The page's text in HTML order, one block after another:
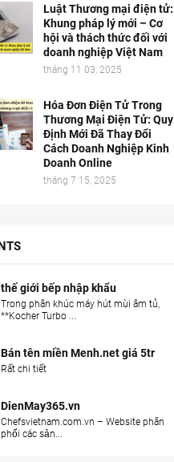
Luật Thương mại điện tử:
Khung pháp lý mới – Cơ
hội và thách thức đối với
doanh nghiệp Việt Nam
tháng 11 03, 2025
Hóa Đơn Điện Tử Trong
Thương Mại Điện Tử: Quy
Định Mới Đã Thay Đổi
Cách Doanh Nghiệp Kinh
Doanh Online
tháng 7 15, 2025
thế giới bếp nhập khẩu
Trong phân khúc máy hút mùi âm tủ,
**Kocher Turbo ...
Bán tên miền Menh.net giá 5tr
Rất chi tiết
DienMay365.vn
Chefsvietnam.com.vn – Website phân
phối các sản...